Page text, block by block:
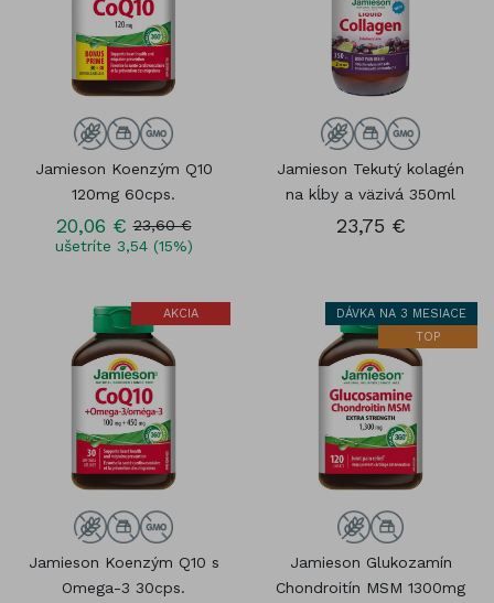
Jamieson Koenzým Q10
120mg 60cps.
20,06 € 23,60 €
ušetríte 3,54 (15%)
Jamieson Tekutý kolagén
na kĺby a väzivá 350ml
23,75 €
AKCIA
Jamieson Koenzým Q10 s
Omega-3 30cps.
DÁVKA NA 3 MESIACE
TOP
Jamieson Glukozamín
Chondroitín MSM 1300mg